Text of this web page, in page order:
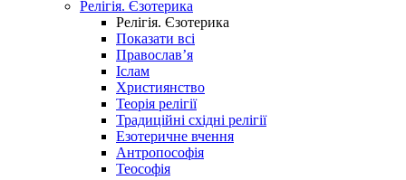
Релігія. Єзотерика
Релігія. Єзотерика
Показати всі
Православ’я
Іслам
Християнство
Теорія релігії
Традиційні східні релігії
Езотеричне вчення
Антропософія
Теософія